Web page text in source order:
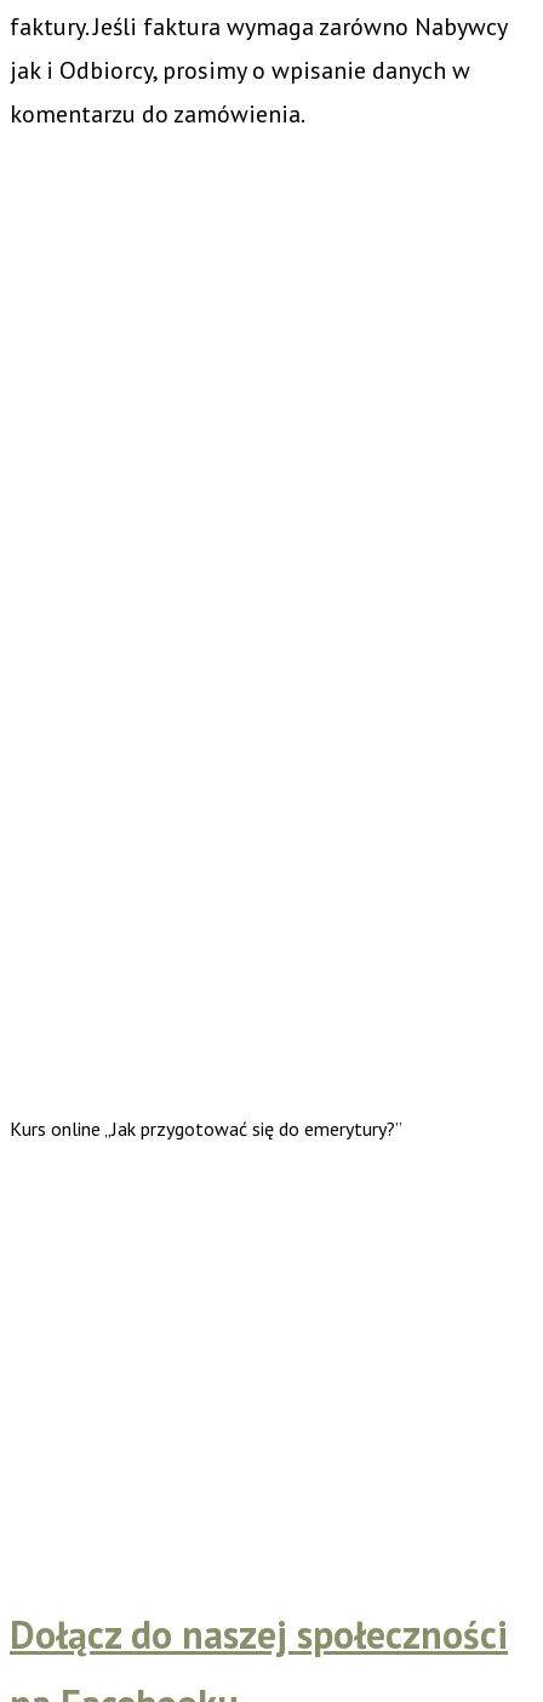
faktury. Jeśli faktura wymaga zarówno Nabywcy
jak i Odbiorcy, prosimy o wpisanie danych w
komentarzu do zamówienia.
Kurs online „Jak przygotować się do emerytury?”
Dołącz do naszej społeczności